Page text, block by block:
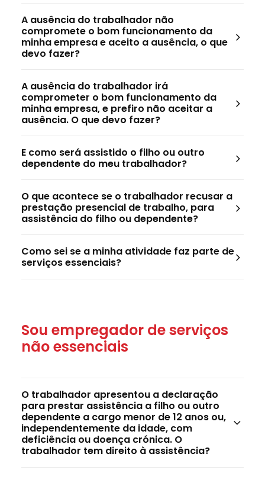
A ausência do trabalhador não
compromete o bom funcionamento da
minha empresa e aceito a ausência, o que
devo fazer?
A ausência do trabalhador irá
comprometer o bom funcionamento da
minha empresa, e prefiro não aceitar a
ausência. O que devo fazer?
E como será assistido o filho ou outro
dependente do meu trabalhador?
O que acontece se o trabalhador recusar a
prestação presencial de trabalho, para
assistência do filho ou dependente?
Como sei se a minha atividade faz parte de
serviços essenciais?
Sou empregador de serviços
não essenciais
O trabalhador apresentou a declaração
para prestar assistência a filho ou outro
dependente a cargo menor de 12 anos ou,
independentemente da idade, com
deficiência ou doença crónica. O
trabalhador tem direito à assistência?